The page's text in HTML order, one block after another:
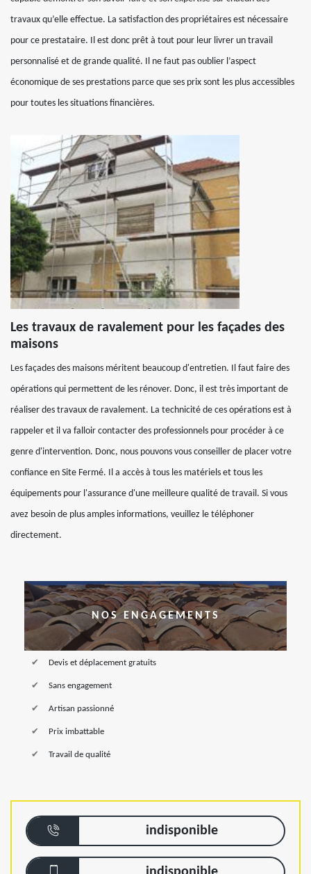
travaux qu’elle effectue. La satisfaction des propriétaires est nécessaire
pour ce prestataire. Il est donc prêt à tout pour leur livrer un travail
personnalisé et de grande qualité. Il ne faut pas oublier l’aspect
économique de ses prestations parce que ses prix sont les plus accessibles
pour toutes les situations financières.
Les travaux de ravalement pour les façades des
maisons
Les façades des maisons méritent beaucoup d'entretien. Il faut faire des
opérations qui permettent de les rénover. Donc, il est très important de
réaliser des travaux de ravalement. La technicité de ces opérations est à
rappeler et il va falloir contacter des professionnels pour procéder à ce
genre d'intervention. Donc, nous pouvons vous conseiller de placer votre
confiance en Site Fermé. Il a accès à tous les matériels et tous les
équipements pour l'assurance d'une meilleure qualité de travail. Si vous
avez besoin de plus amples informations, veuillez le téléphoner
directement.
NOS ENGAGEMENTS
Devis et déplacement gratuits
Sans engagement
Artisan passionné
Prix imbattable
Travail de qualité
indisponible